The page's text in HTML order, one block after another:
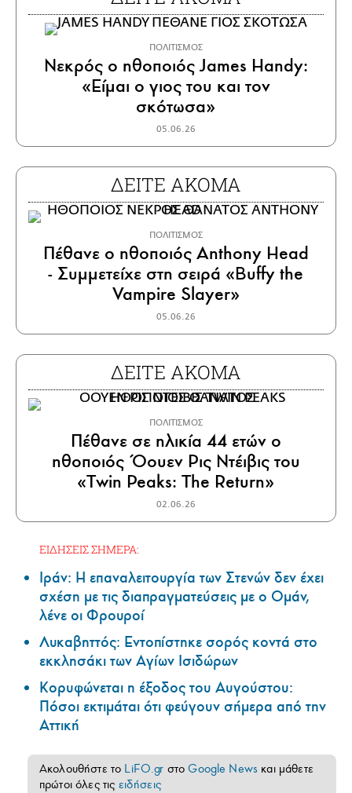
ΠΟΛΙΤΙΣΜΟΣ
Νεκρός ο ηθοποιός James Handy:
«Είμαι ο γιος του και τον
σκότωσα»
05.06.26
ΔΕΙΤΕ ΑΚΟΜΑ
ΠΟΛΙΤΙΣΜΟΣ
Πέθανε ο ηθοποιός Anthony Head
- Συμμετείχε στη σειρά «Buffy the
Vampire Slayer»
05.06.26
ΔΕΙΤΕ ΑΚΟΜΑ
ΠΟΛΙΤΙΣΜΟΣ
Πέθανε σε ηλικία 44 ετών ο
ηθοποιός Όουεν Ρις Ντέιβις του
«Twin Peaks: The Return»
02.06.26
ΕΙΔΗΣΕΙΣ ΣΗΜΕΡΑ:
Ιράν: Η επαναλειτουργία των Στενών δεν έχει
σχέση με τις διαπραγματεύσεις με ο Ομάν,
λένε οι Φρουροί
Λυκαβηττός: Εντοπίστηκε σορός κοντά στο
εκκλησάκι των Αγίων Ισιδώρων
Κορυφώνεται η έξοδος του Αυγούστου:
Πόσοι εκτιμάται ότι φεύγουν σήμερα από την
Αττική
Ακολουθήστε το LiFO.gr στοGoogle News και μάθετε
πρώτοι όλες τις ειδήσεις